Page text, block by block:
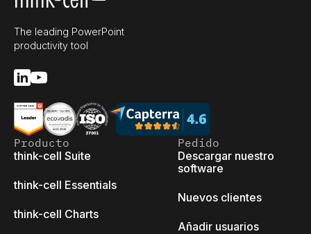
The leading PowerPoint
productivity tool
Producto
think-cell Suite
think-cell Essentials
think-cell Charts
Pedido
Descargar nuestro
software
Nuevos clientes
Añadir usuarios